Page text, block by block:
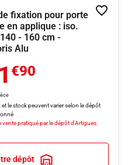
fixation pour porte
en applique : iso.
- 160 cm -
Alu
€90
et le stock peuvent varier selon le dépôt
vente pratiqué par le dépôt d'Artigues.
dépôt